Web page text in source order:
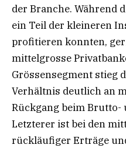
der Branche. Während
ein Teil der kleineren
profitieren konnten,
mittelgrosse
Grössensegment stieg
Verhältnis deutlich an
Rückgang beim Brutto-
Letzterer ist bei den
rückläufiger Erträge